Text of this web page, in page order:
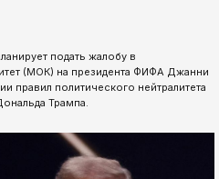
подать жалобу в
(МОК) на президента ФИФА Джанни
правил политического нейтралитета
Трампа.